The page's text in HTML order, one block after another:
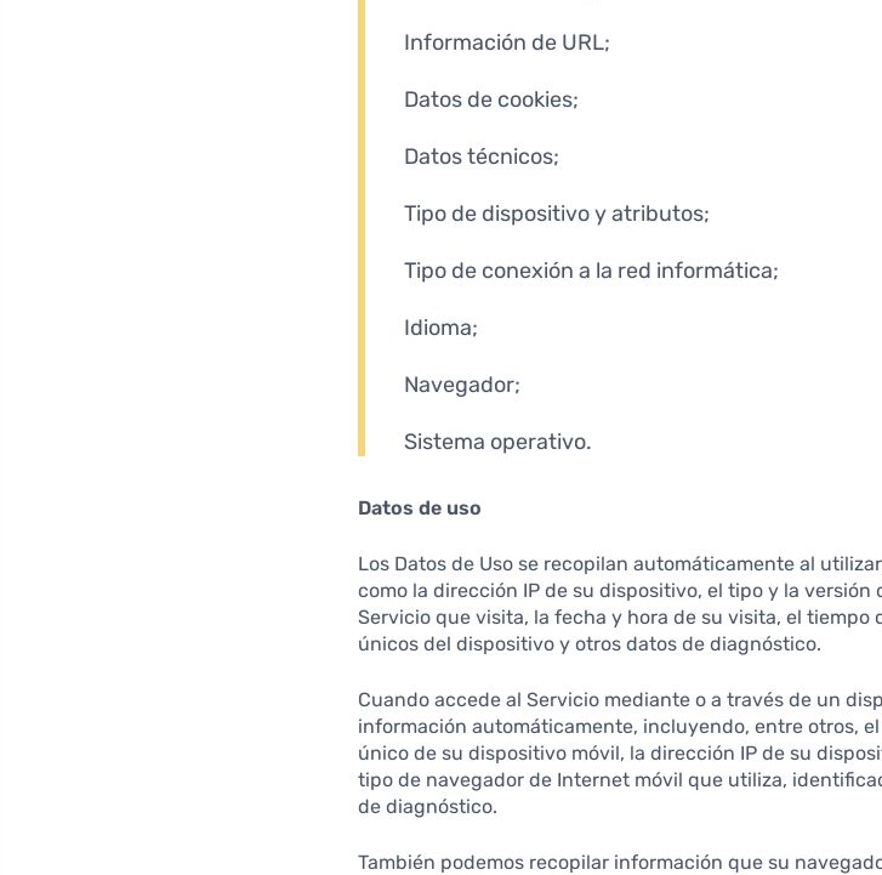
Información de URL;
Datos de cookies;
Datos técnicos;
Tipo de dispositivo y atributos;
Tipo de conexión a la red informática;
Idioma;
Navegador;
Sistema operativo.
Datos de uso
Los Datos de Uso se recopilan automáticamente al
como la dirección IP de su dispositivo, el tipo y la
Servicio que visita, la fecha y hora de su visita, el
únicos del dispositivo y otros datos de diagnóstico.
Cuando accede al Servicio mediante o a través de un
información automáticamente, incluyendo, entre otros,
único de su dispositivo móvil, la dirección IP de su
tipo de navegador de Internet móvil que utiliza,
de diagnóstico.
También podemos recopilar información que su